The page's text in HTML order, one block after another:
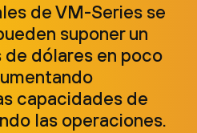
de VM-Series se
suponer un
dólares en poco
capacidades de
las operaciones.